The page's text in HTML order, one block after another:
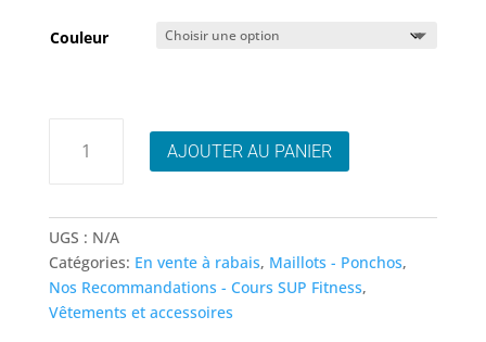
20.00$
Couleur
bas
de
maillot:
2
AJOUTER AU PANIER
UGS : N/A
Catégories: En vente à rabais, Maillots - Ponchos,
Nos Recommandations - Cours SUP Fitness,
Vêtements et accessoires